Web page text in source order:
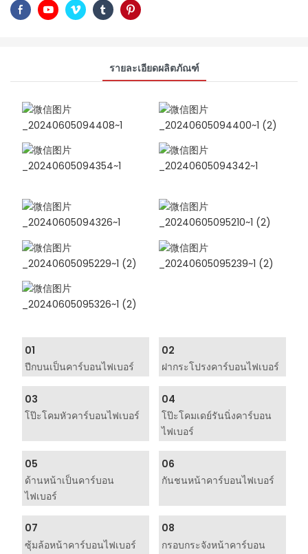
รายละเอียดผลิตภัณฑ์
01
ปีกบนเป็นคาร์บอนไฟเบอร์
02
ฝากระโปรงคาร์บอนไฟเบอร์
03
โป๊ะโคมหัวคาร์บอนไฟเบอร์
04
โป๊ะโคมเดย์รันนิ่งคาร์บอน
ไฟเบอร์
05
ด้านหน้าเป็นคาร์บอน
ไฟเบอร์
06
กันชนหน้าคาร์บอนไฟเบอร์
07
ซุ้มล้อหน้าคาร์บอนไฟเบอร์
08
กรอบกระจังหน้าคาร์บอน